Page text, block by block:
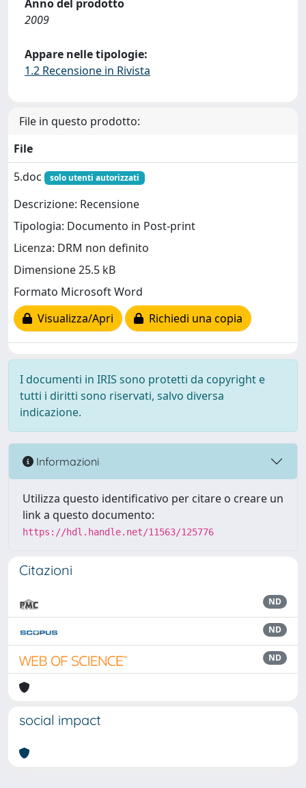
Anno del prodotto
2009
Appare nelle tipologie:
1.2 Recensione in Rivista
File in questo prodotto:
File
5.doc
solo utenti autorizzati
Descrizione: Recensione
Tipologia: Documento in Post-print
Licenza: DRM non definito
Dimensione 25.5 kB
Formato Microsoft Word
Visualizza/Apri
Richiedi una copia
I documenti in IRIS sono protetti da copyright e
tutti i diritti sono riservati, salvo diversa
indicazione.
Informazioni
Utilizza questo identificativo per citare o creare un
link a questo documento:
https://hdl.handle.net/11563/125776
Citazioni
ND
ND
ND
social impact